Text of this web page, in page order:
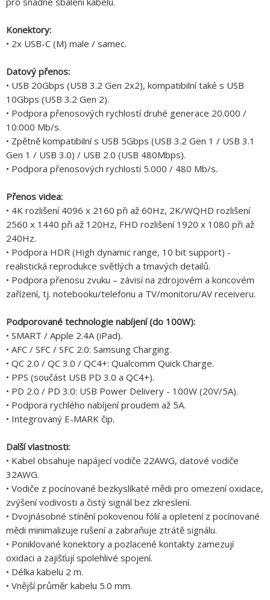
Konektory:
• 2x USB-C (M) male / samec.
Datový přenos:
• USB 20Gbps (USB 3.2 Gen 2x2), kompatibilní také s USB
10Gbps (USB 3.2 Gen 2).
• Podpora přenosových rychlostí druhé generace 20.000 /
10.000 Mb/s.
• Zpětně kompatibilní s USB 5Gbps (USB 3.2 Gen 1 / USB 3.1
Gen 1 / USB 3.0) / USB 2.0 (USB 480Mbps).
• Podpora přenosových rychlostí 5.000 / 480 Mb/s.
Přenos videa:
• 4K rozlišení 4096 x 2160 při až 60Hz, 2K/WQHD rozlišení
2560 x 1440 při až 120Hz, FHD rozlišení 1920 x 1080 při až
240Hz.
• Podpora HDR (High dynamic range, 10 bit support) -
realistická reprodukce světlých a tmavých detailů.
• Podpora přenosu zvuku – závisí na zdrojovém a koncovém
zařízení, tj. notebooku/telefonu a TV/monitoru/AV receiveru.
Podporované technologie nabíjení (do 100W):
• SMART / Apple 2.4A (iPad).
• AFC / SFC / SFC 2.0: Samsung Charging.
• QC 2.0 / QC 3.0 / QC4+: Qualcomm Quick Charge.
• PPS (součást USB PD 3.0 a QC4+).
• PD 2.0 / PD 3.0: USB Power Delivery - 100W (20V/5A).
• Podpora rychlého nabíjení proudem až 5A.
• Integrovaný E-MARK čip.
Další vlastnosti:
• Kabel obsahuje napájecí vodiče 22AWG, datové vodiče
32AWG.
• Vodiče z pocínované bezkyslíkaté mědi pro omezení oxidace,
zvýšení vodivosti a čistý signál bez zkreslení.
• Dvojnásobné stínění pokovenou fólií a opletení z pocínované
mědi minimalizuje rušení a zabraňuje ztrátě signálu.
• Poniklované konektory a pozlacené kontakty zamezují
oxidaci a zajišťují spolehlivé spojení.
• Délka kabelu 2 m.
• Vnější průměr kabelu 5.0 mm.